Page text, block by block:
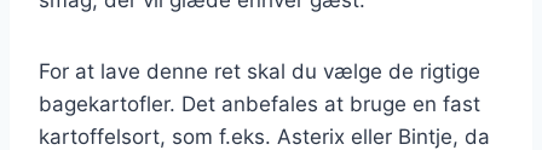
For at lave denne ret skal du vælge de rigtige
bagekartofler. Det anbefales at bruge en fast
kartoffelsort, som f.eks. Asterix eller Bintje, da